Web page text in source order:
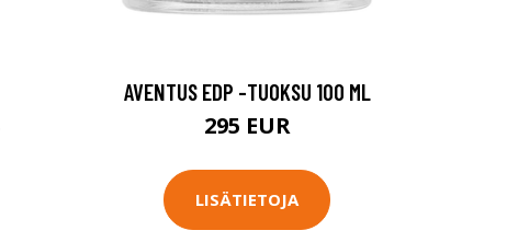
AVENTUS EDP -TUOKSU 100 ML
295 EUR
LISÄTIETOJA